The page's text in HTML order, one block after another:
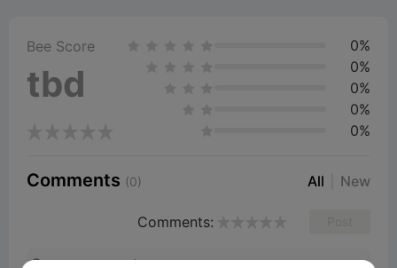
Bee Score
tbd
0%
0%
0%
0%
0%
Comments (0) All New
Comments: